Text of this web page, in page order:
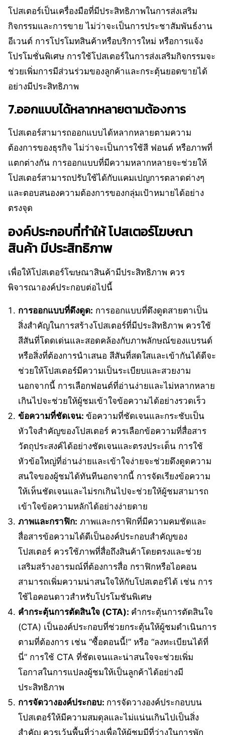
โปสเตอร์เป็นเครื่องมือที่มีประสิทธิภาพในการส่งเสริม
กิจกรรมและการขาย ไม่ว่าจะเป็นการประชาสัมพันธ์งาน
อีเวนต์ การโปรโมทสินค้าหรือบริการใหม่ หรือการแจ้ง
โปรโมชั่นพิเศษ การใช้โปสเตอร์ในการส่งเสริมกิจกรรมจะ
ช่วยเพิ่มการมีส่วนร่วมของลูกค้าและกระตุ้นยอดขายได้
อย่างมีประสิทธิภาพ
7.ออกแบบได้หลากหลายตามต้องการ
โปสเตอร์สามารถออกแบบได้หลากหลายตามความ
ต้องการของธุรกิจ ไม่ว่าจะเป็นการใช้สี ฟอนต์ หรือภาพที่
แตกต่างกัน การออกแบบที่มีความหลากหลายจะช่วยให้
โปสเตอร์สามารถปรับใช้ได้กับแคมเปญการตลาดต่างๆ
และตอบสนองความต้องการของกลุ่มเป้าหมายได้อย่าง
ตรงจุด
องค์ประกอบที่ทำให้ โปสเตอร์โฆษณา
สินค้า มีประสิทธิภาพ
เพื่อให้โปสเตอร์โฆษณาสินค้ามีประสิทธิภาพ ควร
พิจารณาองค์ประกอบต่อไปนี้
การออกแบบที่ดึงดูด: การออกแบบที่ดึงดูดสายตาเป็น
สิ่งสำคัญในการสร้างโปสเตอร์ที่มีประสิทธิภาพ ควรใช้
สีสันที่โดดเด่นและสอดคล้องกับภาพลักษณ์ของแบรนด์
หรือสิ่งที่ต้องการนำเสนอ สีสันที่สดใสและเข้ากันได้ดีจะ
ช่วยให้โปสเตอร์มีความเป็นระเบียบและสวยงาม
นอกจากนี้ การเลือกฟอนต์ที่อ่านง่ายและไม่หลากหลาย
เกินไปจะช่วยให้ผู้ชมเข้าใจข้อความได้อย่างรวดเร็ว
ข้อความที่ชัดเจน:ข้อความที่ชัดเจนและกระชับเป็น
หัวใจสำคัญของโปสเตอร์ ควรเลือกข้อความที่สื่อสาร
วัตถุประสงค์ได้อย่างชัดเจนและตรงประเด็น การใช้
หัวข้อใหญ่ที่อ่านง่ายและเข้าใจง่ายจะช่วยดึงดูดความ
สนใจของผู้ชมได้ทันทีนอกจากนี้ การจัดเรียงข้อความ
ให้เห็นชัดเจนและไม่รกเกินไปจะช่วยให้ผู้ชมสามารถ
เข้าใจข้อความหลักได้อย่างง่ายดาย
ภาพและกราฟิก: ภาพและกราฟิกที่มีความคมชัดและ
สื่อสารข้อความได้ดีเป็นองค์ประกอบสำคัญของ
โปสเตอร์ ควรใช้ภาพที่สื่อถึงสินค้าโดยตรงและช่วย
เสริมสร้างอารมณ์ที่ต้องการสื่อ กราฟิกหรือไอคอน
สามารถเพิ่มความน่าสนใจให้กับโปสเตอร์ได้ เช่น การ
ใช้ไอคอนดาวสำหรับโปรโมชันพิเศษ
คำกระตุ้นการตัดสินใจ (CTA): คำกระตุ้นการตัดสินใจ
(CTA) เป็นองค์ประกอบที่ช่วยกระตุ้นให้ผู้ชมดำเนินการ
ตามที่ต้องการ เช่น “ซื้อตอนนี้!” หรือ “ลงทะเบียนได้ที่
นี่” การใช้ CTA ที่ชัดเจนและน่าสนใจจะช่วยเพิ่ม
โอกาสในการแปลงผู้ชมให้เป็นลูกค้าได้อย่างมี
ประสิทธิภาพ
การจัดวางองค์ประกอบ: การจัดวางองค์ประกอบบน
โปสเตอร์ให้มีความสมดุลและไม่แน่นเกินไปเป็นสิ่ง
สำคัญ ควรเว้นพื้นที่ว่างเพื่อให้ผู้ชมมีที่ว่างในการพัก